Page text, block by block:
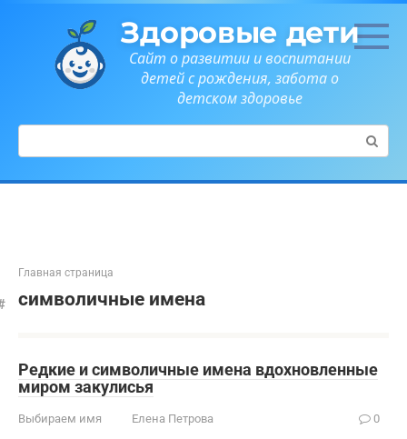
Здоровые дети
Сайт о развитии и воспитании
детей с рождения, забота о
детском здоровье
Поиск:
Главная страница
символичные имена
Редкие и символичные имена вдохновленные
миром закулисья
Выбираем имя Елена Петрова 0